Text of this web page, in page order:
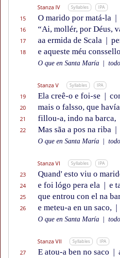
Stanza IV Syllables IPA
15 O marido por matá-la |
16 “Ai, mollér, por Déus,
17 aa ermida de Scala |
18 e aqueste méu conssello
O que en Santa María
Stanza V Syllables IPA
19 Ela creê-o e foi-se |
20 mais o falsso, que havía
21 fillou-a, indo na barca,
22 Mas sãa a pos na riba |
O que en Santa María
Stanza VI Syllables IPA
23 Quand' esto viu o
24 e foi lógo pera ela | e
25 que entrou con el na
26 e meteu-a en un saco, |
O que en Santa María
Stanza VII Syllables IPA
27 E atou-a ben no saco |